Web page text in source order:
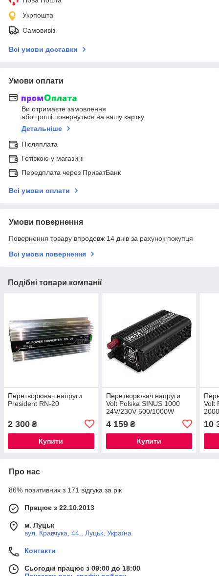
Укрпошта
Самовивіз
Всі умови доставки
Умови оплати
Ви отримаєте замовлення
або гроші повернуться на вашу картку
Детальніше
Післяплата
Готівкою у магазині
Передплата через ПриватБанк
Всі умови оплати
Умови повернення
Повернення товару впродовж 14 днів за рахунок покупця
Всі умови повернення
Подібні товари компанії
Перетворювач напруги
President RN-20
2 300 ₴
Купити
Перетворювач напруги
Volt Polska SINUS 1000
24V/230V 500/1000W
4 159₴
Купити
Volt
10
Про нас
86% позитивних з 171 відгука за рік
Працює з 22.10.2013
м. Луцьк
вул. Кравчука, 44., Луцьк, Україна
Контакти
Сьогодні працює з 09:00 до 18:00